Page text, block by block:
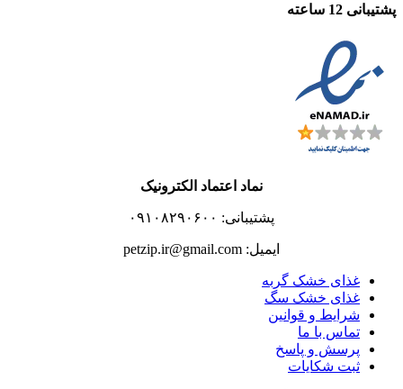
پشتیبانی 12 ساعته
نماد اعتماد الکترونیک
پشتیبانی: ۰۹۱۰۸۲۹۰۶۰۰
ایمیل: petzip.ir@gmail.com
غذای خشک گربه
غذای خشک سگ
شرایط و قوانین
تماس با ما
پرسش و پاسخ
ثبت شکایات